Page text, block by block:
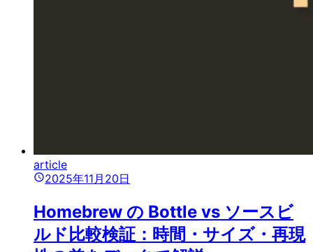
article
2025年11月20日
Homebrew の Bottle vs ソースビ
ルド比較検証：時間・サイズ・再現